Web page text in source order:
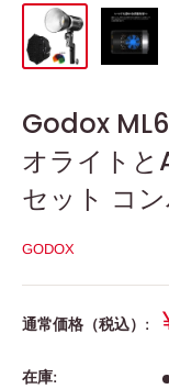
Godox
オライトと
セット コ
GODOX
通常価格（税込）:
在庫: